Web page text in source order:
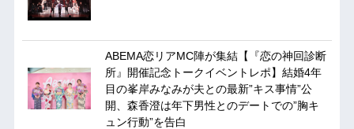
ABEMA恋リアMC陣が集結【『恋の神回診断
所』開催記念トークイベントレポ】結婚4年
目の峯岸みなみが夫との最新”キス事情”公
開、森香澄は年下男性とのデートでの”胸キ
ュン行動”を告白